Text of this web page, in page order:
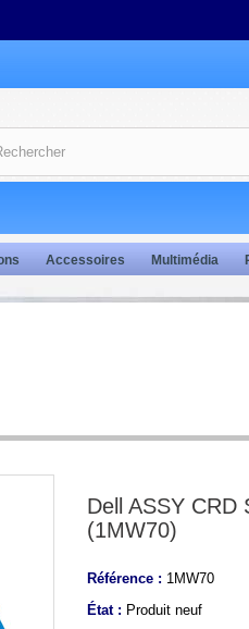
Accessoires Multimédia
Dell ASSY CRD
(1MW70)
Référence : 1MW70
État : Produit neuf